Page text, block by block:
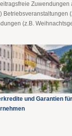
Zuwendungen
Betriebsveranstaltungen
(z.B.
und Garantien